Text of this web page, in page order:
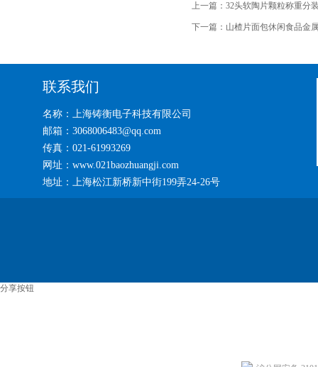
上一篇： 32头软陶片颗粒称重分
下一篇： 山楂片面包休闲食品金
联系我们
名称：上海铸衡电子科技有限公司
邮箱：3068006483@qq.com
传真：021-61993269
网址：www.021baozhuangji.com
地址：上海松江新桥新中街199弄24-26号
分享按钮